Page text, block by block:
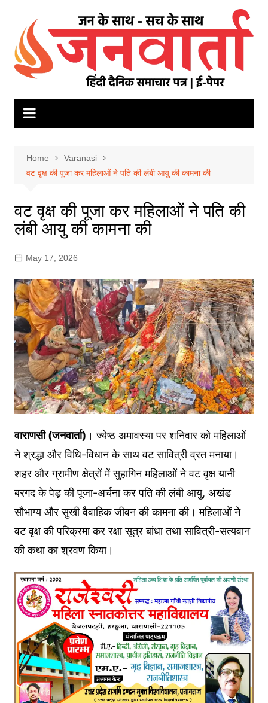
content
Home
Varanasi
वट वृक्ष की पूजा कर महिलाओं ने पति की लंबी आयु की कामना की
वट वृक्ष की पूजा कर महिलाओं ने पति की
लंबी आयु की कामना की
May 17, 2026
वाराणसी (जनवार्ता) । ज्येष्ठ अमावस्या पर शनिवार को महिलाओं
ने श्रद्धा और विधि-विधान के साथ वट सावित्री व्रत मनाया।
शहर और ग्रामीण क्षेत्रों में सुहागिन महिलाओं ने वट वृक्ष यानी
बरगद के पेड़ की पूजा-अर्चना कर पति की लंबी आयु, अखंड
सौभाग्य और सुखी वैवाहिक जीवन की कामना की। महिलाओं ने
वट वृक्ष की परिक्रमा कर रक्षा सूत्र बांधा तथा सावित्री-सत्यवान
की कथा का श्रवण किया।